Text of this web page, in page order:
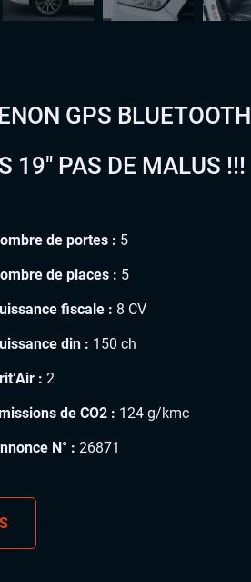
GPS BLUETOOTH
19″ PAS DE MALUS !!!
de portes : 5
de places : 5
fiscale : 8 CV
din : 150 ch
: 2
de CO2 : 124 g/kmc
N° : 26871